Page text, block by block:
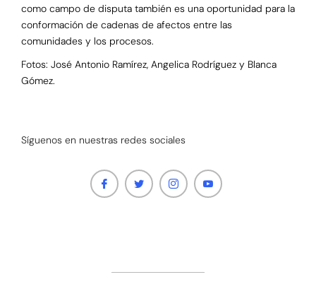
como campo de disputa también es una oportunidad para la
conformación de cadenas de afectos entre las
comunidades y los procesos.
Fotos: José Antonio Ramírez, Angelica Rodríguez y Blanca
Gómez.
Síguenos en nuestras redes sociales